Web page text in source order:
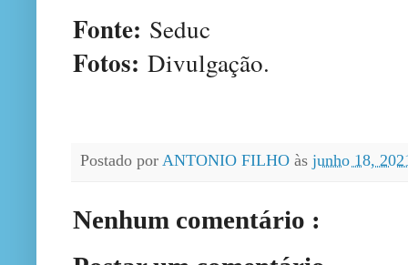
Fonte: Seduc
Fotos: Divulgação.
Postado por ANTONIO FILHO às junho 18,
Nenhum comentário :